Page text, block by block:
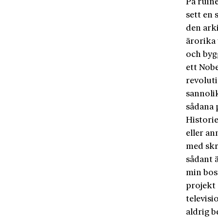
På
sett en
den
ärorika
och
ett
sådana
eller
med
sådant
min
projekt
aldrig